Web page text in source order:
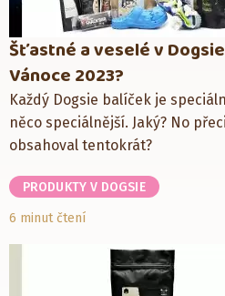
Šťastné a veselé v
Vánoce 2023?
Každý Dogsie balíček je
něco speciálnější. Jaký? No
obsahoval tentokrát?
PRODUKTY V DOGSIE
6 minut čtení